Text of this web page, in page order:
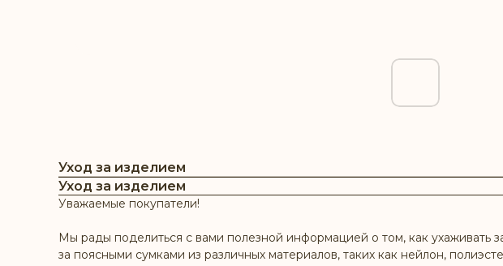
Уход за изделием
Уход за изделием
Уважаемые покупатели!
Мы рады поделиться с вами полезной информацией о том, как
за поясными сумками из различных материалов, таких как нейлон,